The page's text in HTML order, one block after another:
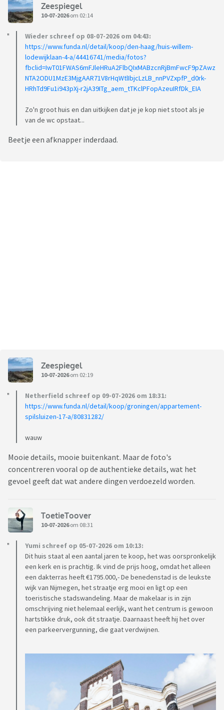
Zeespiegel
10-07-2026om 02:14
Wieder schreef op 08-07-2026 om 04:43:
https://www.funda.nl/detail/koop/den-haag/huis-willem-
lodewijklaan-4-a/44416741/media/fotos?
fbclid=IwT01FWAS6mFJleHRuA2FlbQIxMABzcnRjBmFwcF9pZAwz
NTA2ODU1MzE3MjgAAR71V8rHqWtlIbjcLzLB_nnPVZxpfP_d0rk-
HRhTd9Fu1i943pXj-r2jA39ITg_aem_tTKclPFopAzeuIRfDk_EIA
Zo'n groot huis en dan uitkijken dat je je kop niet stoot als je
van de wc opstaat...
Beetje een afknapper inderdaad.
Zeespiegel
10-07-2026om 02:19
Netherfield schreef op 09-07-2026 om 18:31:
https://www.funda.nl/detail/koop/groningen/appartement-
spilsluizen-17-a/80831282/
wauw
Mooie details, mooie buitenkant. Maar de foto's
concentreren vooral op de authentieke details, wat het
gevoel geeft dat wat andere dingen verdoezeld worden.
ToetieToover
10-07-2026om 08:31
Yumi schreef op 05-07-2026 om 10:13:
Dit huis staat al een aantal jaren te koop, het was oorspronkelijk
een kerk en is prachtig. Ik vind de prijs hoog, omdat het alleen
een dakterras heeft €1795.000,- De benedenstad is de leukste
wijk van Nijmegen, het straatje erg mooi en ligt op een
toeristische stadswandeling. Maar de makelaar is in zijn
omschrijving niet helemaal eerlijk, want het centrum is gewoon
hartstikke druk, ook dit straatje. Daarnaast heeft hij het over
een parkeervergunning, die gaat verdwijnen.